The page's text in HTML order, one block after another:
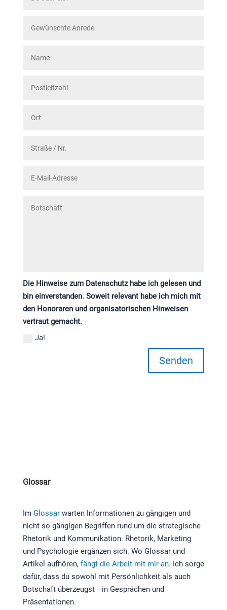
Die Hinweise zum Datenschutz habe ich gelesen und
bin einverstanden. Soweit relevant habe ich mich mit
den Honoraren und organisatorischen Hinweisen
vertraut gemacht.
Ja!
Senden
Glossar
Im Glossarwarten Informationen zu gängigen und
nicht so gängigen Begriffen rund um die strategische
Rhetorik und Kommunikation. Rhetorik, Marketing
und Psychologie ergänzen sich. Wo Glossar und
Artikel aufhören, fängt die Arbeit mit mir an. Ich sorge
dafür, dass du sowohl mit Persönlichkeit als auch
Botschaft überzeugst –in Gesprächen und
Präsentationen.